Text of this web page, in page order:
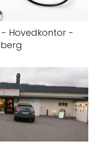
- Hovedkontor -